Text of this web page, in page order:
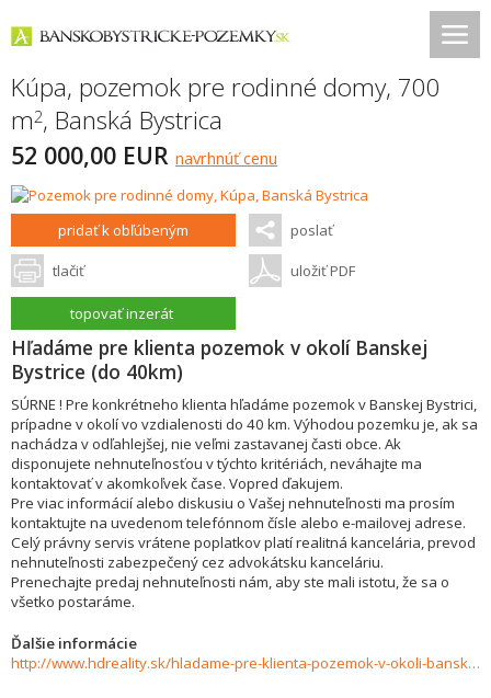
Kúpa, pozemok pre rodinné domy, 700
m2, Banská Bystrica
52 000,00 EUR navrhnúť cenu
pridať k obľúbeným poslať
tlačiť uložiť PDF
topovať inzerát
Hľadáme pre klienta pozemok v okolí Banskej
Bystrice (do 40km)
SÚRNE ! Pre konkrétneho klienta hľadáme pozemok v Banskej Bystrici,
prípadne v okolí vo vzdialenosti do 40 km. Výhodou pozemku je, ak sa
nachádza v odľahlejšej, nie veľmi zastavanej časti obce. Ak
disponujete nehnuteľnosťou v týchto kritériách, neváhajte ma
kontaktovať v akomkoľvek čase. Vopred ďakujem.
Pre viac informácií alebo diskusiu o Vašej nehnuteľnosti ma prosím
kontaktujte na uvedenom telefónnom čísle alebo e-mailovej adrese.
Celý právny servis vrátene poplatkov platí realitná kancelária, prevod
nehnuteľnosti zabezpečený cez advokátsku kanceláriu.
Prenechajte predaj nehnuteľnosti nám, aby ste mali istotu, že sa o
všetko postaráme.
Ďalšie informácie
http://www.hdreality.sk/hladame-pre-klienta-pozemok-v-okoli-banskej-bystrice-do-40km-943697